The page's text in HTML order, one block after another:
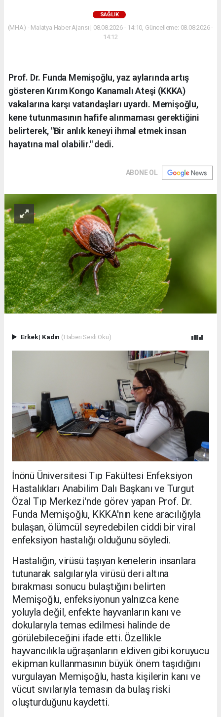
SAĞLIK
(MHA) - Malatya Haber Ajansı | 08.08.2026 - 14:10, Güncelleme: 08.08.2026 -
14:12
Prof. Dr. Funda Memişoğlu, yaz aylarında artış
gösteren Kırım Kongo Kanamalı Ateşi (KKKA)
vakalarına karşı vatandaşları uyardı. Memişoğlu,
kene tutunmasının hafife alınmaması gerektiğini
belirterek, "Bir anlık keneyi ihmal etmek insan
hayatına mal olabilir." dedi.
ABONE OL
Erkek| Kadın (Haberi Sesli Oku)
İnönü Üniversitesi Tıp Fakültesi Enfeksiyon
Hastalıkları Anabilim Dalı Başkanı ve Turgut
Özal Tıp Merkezi'nde görev yapan Prof. Dr.
Funda Memişoğlu, KKKA'nın kene aracılığıyla
bulaşan, ölümcül seyredebilen ciddi bir viral
enfeksiyon hastalığı olduğunu söyledi.
Hastalığın, virüsü taşıyan kenelerin insanlara
tutunarak salgılarıyla virüsü deri altına
bırakması sonucu bulaştığını belirten
Memişoğlu, enfeksiyonun yalnızca kene
yoluyla değil, enfekte hayvanların kanı ve
dokularıyla temas edilmesi halinde de
görülebileceğini ifade etti. Özellikle
hayvancılıkla uğraşanların eldiven gibi koruyucu
ekipman kullanmasının büyük önem taşıdığını
vurgulayan Memişoğlu, hasta kişilerin kanı ve
vücut sıvılarıyla temasın da bulaş riski
oluşturduğunu kaydetti.